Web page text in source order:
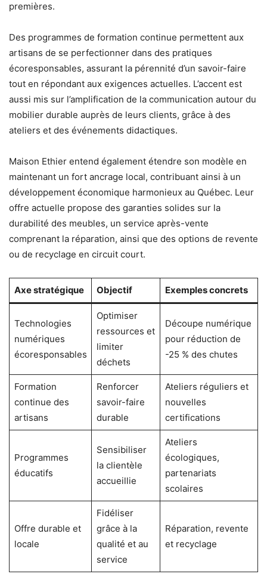
premières.
Des programmes de formation continue permettent aux
artisans de se perfectionner dans des pratiques
écoresponsables, assurant la pérennité d’un savoir-faire
tout en répondant aux exigences actuelles. L’accent est
aussi mis sur l’amplification de la communication autour du
mobilier durable auprès de leurs clients, grâce à des
ateliers et des événements didactiques.
Maison Ethier entend également étendre son modèle en
maintenant un fort ancrage local, contribuant ainsi à un
développement économique harmonieux au Québec. Leur
offre actuelle propose des garanties solides sur la
durabilité des meubles, un service après-vente
comprenant la réparation, ainsi que des options de revente
ou de recyclage en circuit court.
Axe stratégique Objectif Exemples concrets
Technologies
numériques
écoresponsables
Optimiser
ressources et
limiter
déchets
Découpe numérique
pour réduction de
-25 % des chutes
Formation
continue des
artisans
Renforcer
savoir-faire
durable
Ateliers réguliers et
nouvelles
certifications
Programmes
éducatifs
Sensibiliser
la clientèle
accueillie
Ateliers
écologiques,
partenariats
scolaires
Offre durable et
locale
Fidéliser
grâce à la
qualité et au
service
Réparation, revente
et recyclage